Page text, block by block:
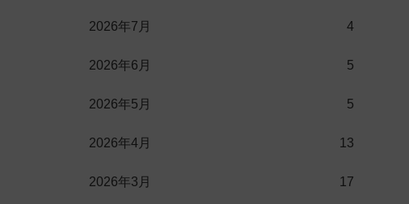
2026年7月 4
2026年6月 5
2026年5月 5
2026年4月 13
2026年3月 17